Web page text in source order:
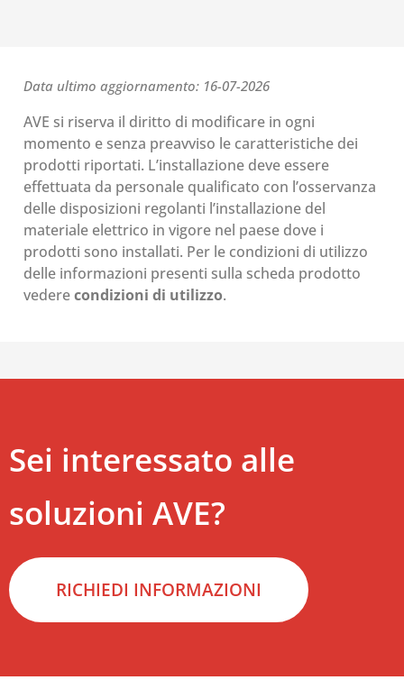
Data ultimo aggiornamento: 16-07-2026
AVE si riserva il diritto di modificare in ogni
momento e senza preavviso le caratteristiche dei
prodotti riportati. L’installazione deve essere
effettuata da personale qualificato con l’osservanza
delle disposizioni regolanti l’installazione del
materiale elettrico in vigore nel paese dove i
prodotti sono installati. Per le condizioni di utilizzo
delle informazioni presenti sulla scheda prodotto
vederecondizioni di utilizzo.
Sei interessato alle
soluzioni AVE?
RICHIEDI INFORMAZIONI